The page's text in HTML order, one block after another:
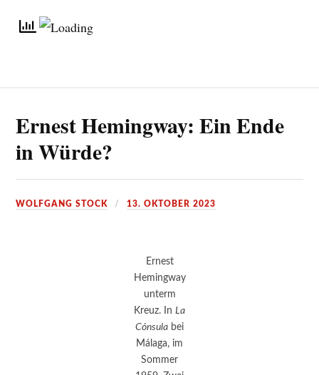
Ernest Hemingway: Ein Ende
in Würde?
WOLFGANG STOCK 13. OKTOBER 2023
Ernest
Hemingway
unterm
Kreuz. In La
Cónsula bei
Málaga, im
Sommer